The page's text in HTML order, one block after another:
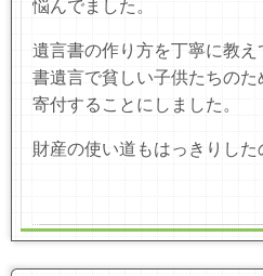
悩んでました。
遺言書の作り方を丁寧に教
書遺言で貧しい子供たちの
寄付することにしました。
財産の使い道もはっきりした